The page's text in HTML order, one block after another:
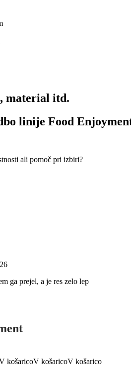
material itd.
linije Food
ali pomoč pri izbiri?
ga prejel, a je res zelo lep
košaricoV košaricoV košarico